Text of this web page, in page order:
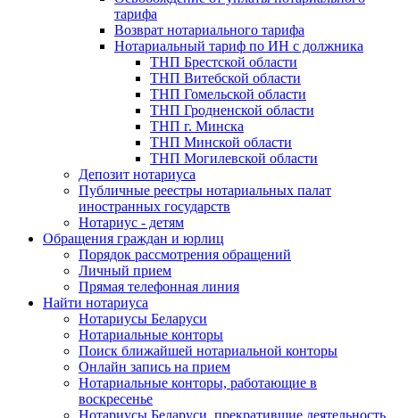
тарифа
Возврат нотариального тарифа
Нотариальный тариф по ИН с должника
ТНП Брестской области
ТНП Витебской области
ТНП Гомельской области
ТНП Гродненской области
ТНП г. Минска
ТНП Минской области
ТНП Могилевской области
Депозит нотариуса
Публичные реестры нотариальных палат
иностранных государств
Нотариус - детям
Обращения граждан и юрлиц
Порядок рассмотрения обращений
Личный прием
Прямая телефонная линия
Найти нотариуса
Нотариусы Беларуси
Нотариальные конторы
Поиск ближайшей нотариальной конторы
Онлайн запись на прием
Нотариальные конторы, работающие в
воскресенье